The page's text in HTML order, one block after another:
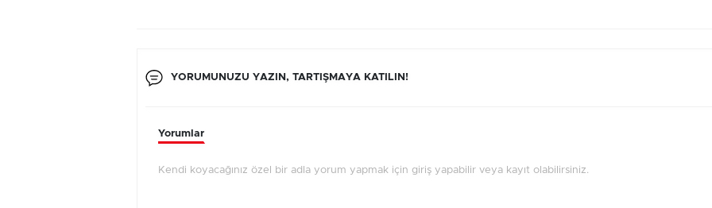
YORUMUNUZU YAZIN, TARTIŞMAYA KATILIN!
Yorumlar
Kendi koyacağınız özel bir adla yorum yapmak için giriş yapabilir veya kayıt olabilirsiniz.